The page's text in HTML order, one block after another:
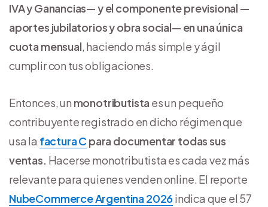
IVA y Ganancias— y el componente previsional —
aportes jubilatorios y obra social— en una única
cuota mensual , haciendo más simple y ágil
cumplir con tus obligaciones.
Entonces, un monotributista es un pequeño
contribuyente registrado en dicho régimen que
usa la factura C para documentar todas sus
ventas. Hacerse monotributista es cada vez más
relevante para quienes venden online. El reporte
NubeCommerce Argentina 2026 indica que el 57